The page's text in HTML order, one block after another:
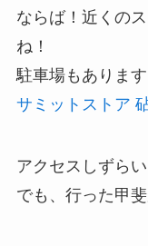
ならば！近くの
ね！
駐車場もあります
サミットストア
アクセスしずら
でも、行った甲